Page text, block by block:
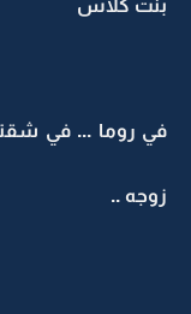
بنت كلاس
في روما ... في
زوجه ..